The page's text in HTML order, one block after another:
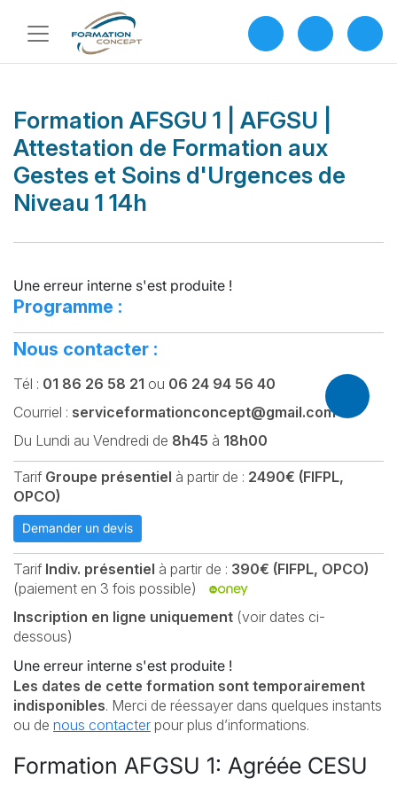
Formation AFSGU 1 | AFGSU |
Attestation de Formation aux
Gestes et Soins d'Urgences de
Niveau 1 14h
Une erreur interne s'est produite !
Programme :
Nous contacter :
Tél : 01 86 26 58 21 ou 06 24 94 56 40
Courriel : serviceformationconcept@gmail.com
Du Lundi au Vendredi de 8h45 à 18h00
Tarif Groupe présentiel à partir de : 2490€ (FIFPL,
OPCO)
Demander un devis
Tarif Indiv. présentiel à partir de : 390€ (FIFPL, OPCO)
(paiement en 3 fois possible)
Inscription en ligne uniquement (voir dates ci-
dessous)
Une erreur interne s'est produite !
Les dates de cette formation sont temporairement
indisponibles. Merci de réessayer dans quelques instants
ou de nous contacter pour plus d’informations.
Formation AFGSU 1: Agréée CESU